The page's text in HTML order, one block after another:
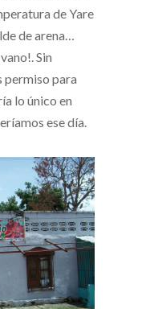
de Yare
de arena…
Sin
permiso para
lo único en
ese día.